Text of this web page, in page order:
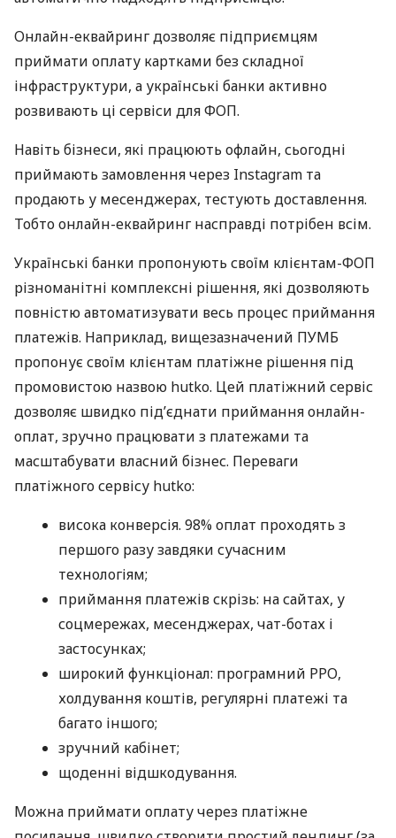
Онлайн-еквайринг дозволяє підприємцям
приймати оплату картками без складної
інфраструктури, а українські банки активно
розвивають ці сервіси для ФОП.
Навіть бізнеси, які працюють офлайн, сьогодні
приймають замовлення через Instagram та
продають у месенджерах, тестують доставлення.
Тобто онлайн-еквайринг насправді потрібен всім.
Українські банки пропонують своїм клієнтам-ФОП
різноманітні комплексні рішення, які дозволяють
повністю автоматизувати весь процес приймання
платежів. Наприклад, вищезазначений ПУМБ
пропонує своїм клієнтам платіжне рішення під
промовистою назвою hutko. Цей платіжний сервіс
дозволяє швидко під’єднати приймання онлайн-
оплат, зручно працювати з платежами та
масштабувати власний бізнес. Переваги
платіжного сервісу hutko:
висока конверсія. 98% оплат проходять з
першого разу завдяки сучасним
технологіям;
приймання платежів скрізь: на сайтах, у
соцмережах, месенджерах, чат-ботах і
застосунках;
широкий функціонал: програмний РРО,
холдування коштів, регулярні платежі та
багато іншого;
зручний кабінет;
щоденні відшкодування.
Можна приймати оплату через платіжне